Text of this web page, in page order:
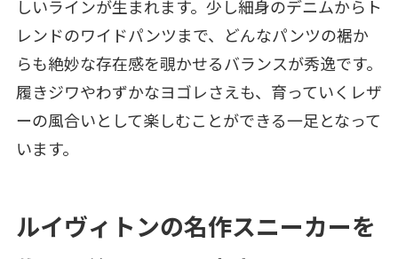
しいラインが生まれます。少し細身のデニムからト
レンドのワイドパンツまで、どんなパンツの裾か
らも絶妙な存在感を覗かせるバランスが秀逸です。
履きジワやわずかなヨゴレさえも、育っていくレザ
ーの風合いとして楽しむことができる一足となって
います。
ルイヴィトンの名作スニーカーを